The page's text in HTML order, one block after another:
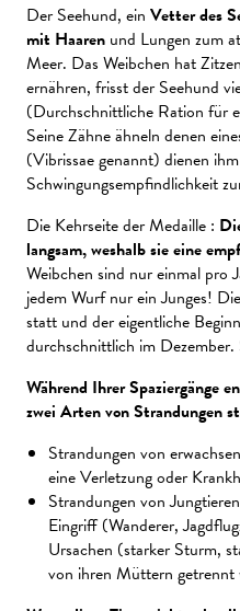
Der Seehund, ein Vetter des
mit Haaren und Lungen zum
Meer. Das Weibchen hat
ernähren, frisst der Seehund
(Durchschnittliche Ration für
Seine Zähne ähneln denen
(Vibrissae genannt) dienen
Schwingungsempfindlichkeit
Die Kehrseite der Medaille :
langsam, weshalb sie eine
Weibchen sind nur einmal pro
jedem Wurf nur ein Junges!
statt und der eigentliche
durchschnittlich im
Während Ihrer Spaziergänge
zwei Arten von Strandungen
Strandungen von
eine Verletzung oder
Strandungen von
Eingriff (Wanderer,
Ursachen (starker Sturm,
von ihren Müttern getrennt